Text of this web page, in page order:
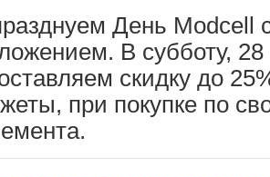
День Modcell
В субботу, 28
скидку до
при покупке по